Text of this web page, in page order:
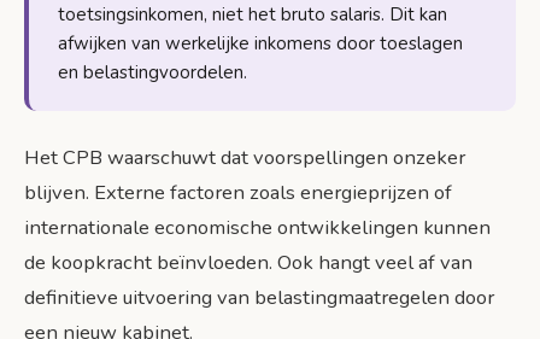
toetsingsinkomen, niet het bruto salaris. Dit kan
afwijken van werkelijke inkomens door toeslagen
en belastingvoordelen.
Het CPB waarschuwt dat voorspellingen onzeker
blijven. Externe factoren zoals energieprijzen of
internationale economische ontwikkelingen kunnen
de koopkracht beïnvloeden. Ook hangt veel af van
definitieve uitvoering van belastingmaatregelen door
een nieuw kabinet.